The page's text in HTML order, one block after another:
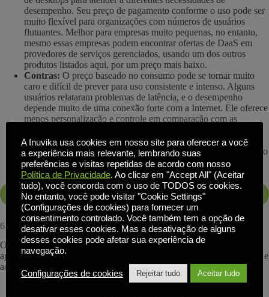
desempenho. Seu preço de pagamento conforme o uso pode ser
muito flexível para organizações com números de usuários
flutuantes. Melhor para empresas muito pequenas, no entanto,
mesmo essas empresas podem encontrar ofertas de DaaS em
provedores de serviços gerenciados, usando um dos outros
produtos listados aqui, por um preço mais baixo.
Contras: O preço baseado no consumo pode se tornar muito
caro e difícil de prever para uso consistente e intenso. Alguns
usuários relataram problemas de latência, e o desempenho
depende muito de uma conexão forte com a Internet. Ele oferece
menos personalização e controle em comparação com as
AVD acima, os problemas de soberania de dados, como
resultado da Lei CLOUD dos EUA, podem excluir essa solução
para alguns clientes
Saiba mais sobre o Amazon WorkSpaces
6. Parallels RAS (Servidor de Aplicativos Remotos):
O Parallels RAS é uma solução completa para o fornecimento de
aplicativos e desktops virtuais. É uma alternativa econômica ao Citrix e
ao VMware Horizon, os gigantes corporativos.
A Inuvika usa cookies em nosso site para oferecer a você
a experiência mais relevante, lembrando suas
preferências e visitas repetidas de acordo com nosso
Política de Privacidade. Ao clicar em "Accept All" (Aceitar
tudo), você concorda com o uso de TODOS os cookies.
No entanto, você pode visitar "Cookie Settings"
(Configurações de cookies) para fornecer um
consentimento controlado. Você também tem a opção de
desativar esses cookies. Mas a desativação de alguns
desses cookies pode afetar sua experiência de
navegação.
Configurações de cookies Rejeitar tudo Aceitar tudo